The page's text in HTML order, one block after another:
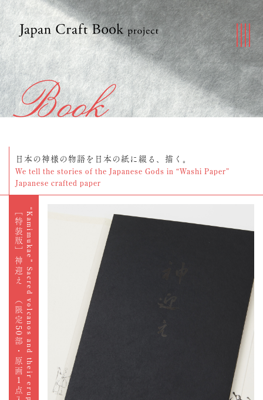
日本の神様の物語を日本の紙に綴る、描く。
We tell the stories of the Japanese Gods in “Washi Paper”
Japanese crafted paper
［特装版］神迎え （限定50部・原画１点入り）